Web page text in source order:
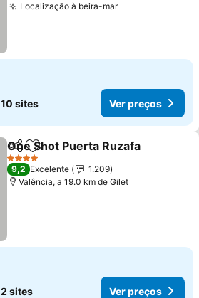
Localização à beira-marVer preços
10 sites Ver preços
PartilharAdicionar aos favoritos
One Shot Puerta Ruzafa
4 Estrelas
9,2 Excelente
1.209
Valência, a 19.0 km de Gilet
2 sites Ver preços